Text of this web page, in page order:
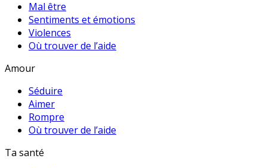
Mal être
Sentiments et émotions
Violences
Où trouver de l’aide
Amour
Séduire
Aimer
Rompre
Où trouver de l’aide
Ta santé